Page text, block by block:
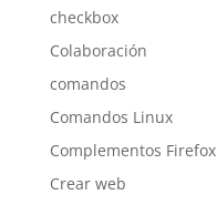
checkbox
Colaboración
comandos
Comandos Linux
Complementos Firefox
Crear web